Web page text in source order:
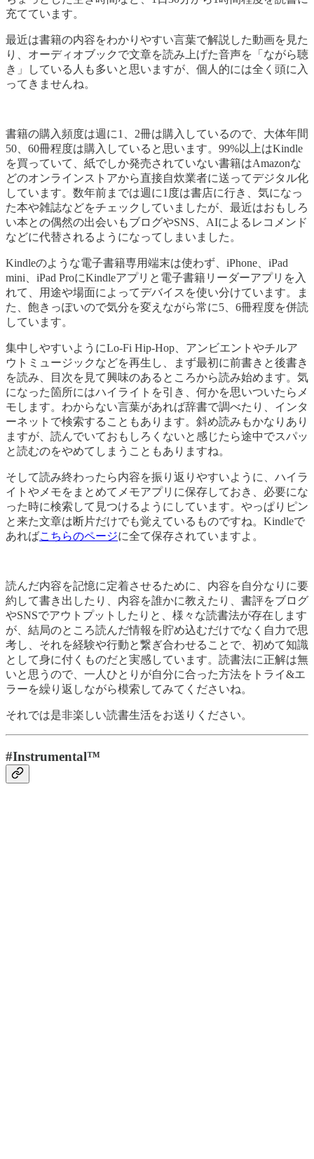
充てています。
最近は書籍の内容をわかりやすい言葉で解説した動画を見た
り、オーディオブックで文章を読み上げた音声を「ながら聴
き」している人も多いと思いますが、個人的には全く頭に入
ってきませんね。
書籍の購入頻度は週に1、2冊は購入しているので、大体年間
50、60冊程度は購入していると思います。99%以上はKindle
を買っていて、紙でしか発売されていない書籍はAmazonな
どのオンラインストアから直接自炊業者に送ってデジタル化
しています。数年前までは週に1度は書店に行き、気になっ
た本や雑誌などをチェックしていましたが、最近はおもしろ
い本との偶然の出会いもブログやSNS、AIによるレコメンド
などに代替されるようになってしまいました。
Kindleのような電子書籍専用端末は使わず、iPhone、iPad
mini、iPad ProにKindleアプリと電子書籍リーダーアプリを入
れて、用途や場面によってデバイスを使い分けています。ま
た、飽きっぽいので気分を変えながら常に5、6冊程度を併読
しています。
集中しやすいようにLo-Fi Hip-Hop、アンビエントやチルア
ウトミュージックなどを再生し、まず最初に前書きと後書き
を読み、目次を見て興味のあるところから読み始めます。気
になった箇所にはハイライトを引き、何かを思いついたらメ
モします。わからない言葉があれば辞書で調べたり、インタ
ーネットで検索することもあります。斜め読みもかなりあり
ますが、読んでいておもしろくないと感じたら途中でスパッ
と読むのをやめてしまうこともありますね。
そして読み終わったら内容を振り返りやすいように、ハイラ
イトやメモをまとめてメモアプリに保存しておき、必要にな
った時に検索して見つけるようにしています。やっぱりピン
と来た文章は断片だけでも覚えているものですね。Kindleで
あればこちらのページに全て保存されていますよ。
読んだ内容を記憶に定着させるために、内容を自分なりに要
約して書き出したり、内容を誰かに教えたり、書評をブログ
やSNSでアウトプットしたりと、様々な読書法が存在します
が、結局のところ読んだ情報を貯め込むだけでなく自力で思
考し、それを経験や行動と繋ぎ合わせることで、初めて知識
として身に付くものだと実感しています。読書法に正解は無
いと思うので、一人ひとりが自分に合った方法をトライ&エ
ラーを繰り返しながら模索してみてくださいね。
それでは是非楽しい読書生活をお送りください。
#Instrumental™